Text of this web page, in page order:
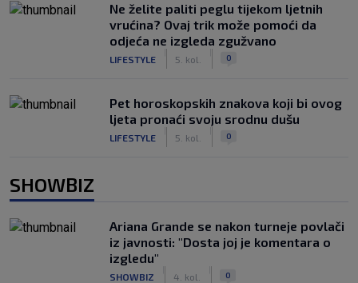
Ne želite paliti peglu tijekom ljetnih
vrućina? Ovaj trik može pomoći da
odjeća ne izgleda zgužvano
LIFESTYLE 5. kol. 0
Pet horoskopskih znakova koji bi ovog
ljeta pronaći svoju srodnu dušu
LIFESTYLE 5. kol. 0
SHOWBIZ
Ariana Grande se nakon turneje povlači
iz javnosti: "Dosta joj je komentara o
izgledu"
SHOWBIZ 4. kol. 0